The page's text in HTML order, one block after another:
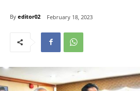
By editor02 February 18, 2023